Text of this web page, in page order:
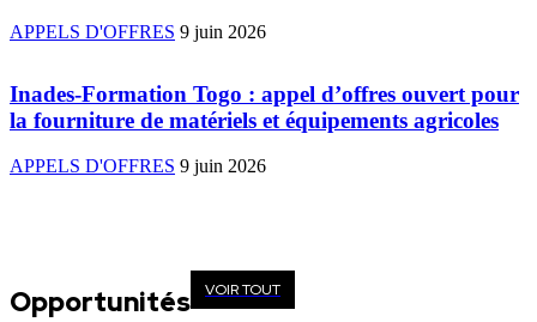
APPELS D'OFFRES 9 juin 2026
Inades-Formation Togo : appel d’offres ouvert pour
la fourniture de matériels et équipements agricoles
APPELS D'OFFRES 9 juin 2026
Opportunités VOIR TOUT